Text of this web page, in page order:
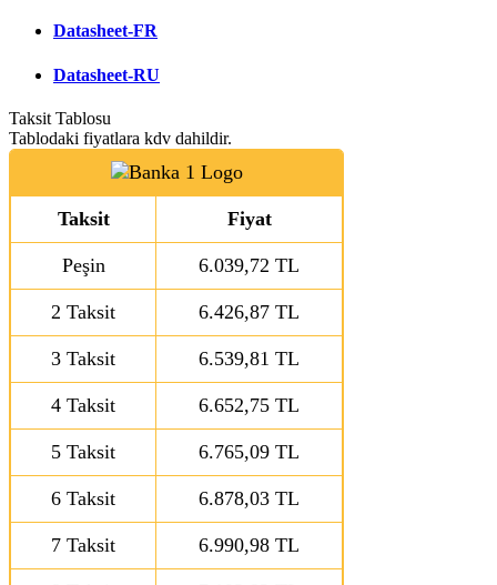
Datasheet-FR
Datasheet-RU
Taksit Tablosu
Tablodaki fiyatlara kdv dahildir.
Taksit Fiyat
Peşin 6.039,72 TL
2 Taksit 6.426,87 TL
3 Taksit 6.539,81 TL
4 Taksit 6.652,75 TL
5 Taksit 6.765,09 TL
6 Taksit 6.878,03 TL
7 Taksit 6.990,98 TL